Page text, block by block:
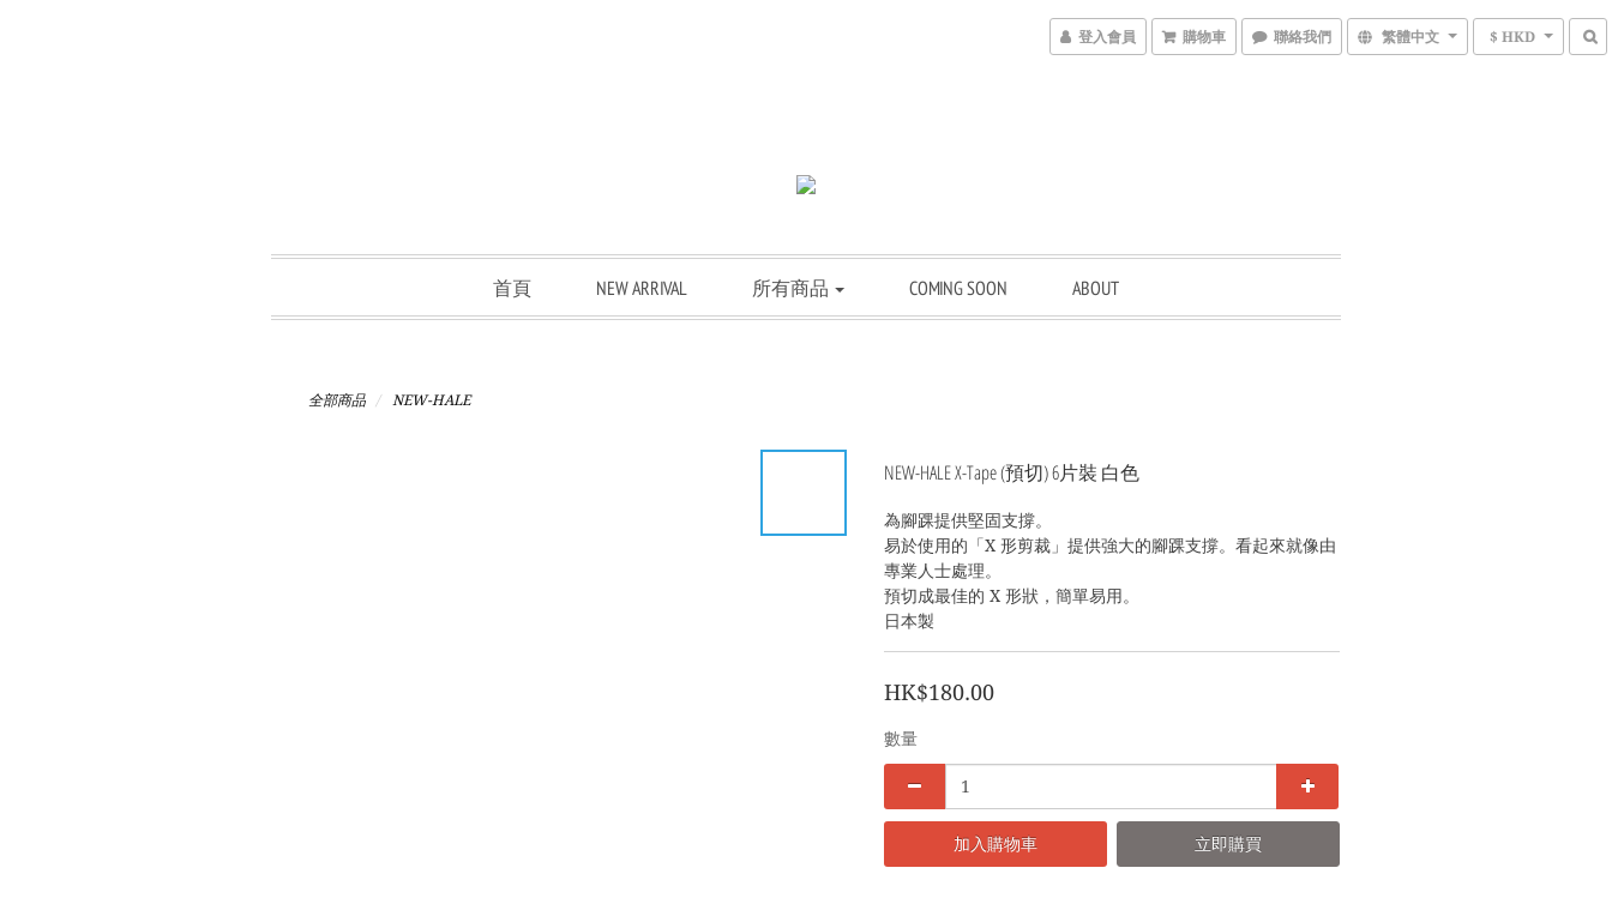
登入會員 購物車 聯絡我們 繁體中文 $ HKD
首頁 NEW ARRIVAL 所有商品 COMING SOON ABOUT
全部商品 NEW-HALE
NEW-HALE X-Tape (預切) 6片裝 白色
為腳踝提供堅固支撐。
易於使用的「X 形剪裁」提供強大的腳踝支撐。看起來就像由
專業人士處理。
預切成最佳的 X 形狀，簡單易用。
日本製
HK$180.00
數量
加入購物車 立即購買